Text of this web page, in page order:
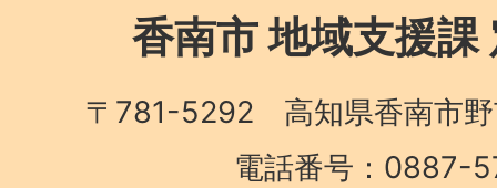
香南市 地域支援課
〒781-5292 高知県香南市
電話番号：0887-